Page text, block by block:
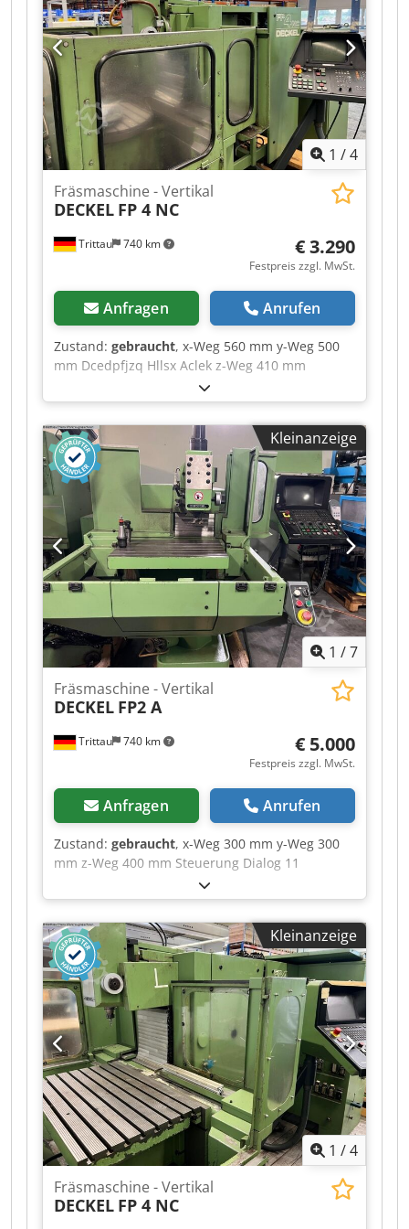
Zusatzinformationen vermerkt ist. Aenderungen
und Irrtuemer in den technischen Daten und
Angaben sowie Zwischenverkauf vorbehalten!
1 /4
Trittau 740 km
Fräsmaschine - Vertikal
DECKEL FP 4 NC
€ 3.290
Festpreis zzgl. MwSt.
Anfragen Anrufen
Zustand: gebraucht, x-Weg 560 mm y-Weg 500
mm Dcedpfjzq Hllsx Aclek z-Weg 410 mm
Steuerung Heidenhain TNC 355 Die Maschine
befindet sich unserer Einschätzung nach in
einem guten gebrauchten Zustand und kann
nach Terminvereinbarung unter Strom
besichtigt werden. Zubehör, abgebildete
Werkzeuge und Spannmittel gehören nur zum
Lieferumfang wenn dies in den
Zusatzinformationen vermerkt ist. Aenderungen
und Irrtuemer in den technischen Daten und
Angaben sowie Zwischenverkauf vorbehalten!
Kleinanzeige
1 /7
Trittau 740 km
Fräsmaschine - Vertikal
DECKEL FP2 A
€ 5.000
Festpreis zzgl. MwSt.
Anfragen Anrufen
Zustand: gebraucht, x-Weg 300 mm y-Weg 300
mm z-Weg 400 mm Steuerung Dialog 11
Drehzahlbereich - Hauptspindel 40 - 4000 min/-1
Dedozq Hlfepfx Aclock Werkzeugaufnahme SK 40
schwenkbar +/- 90 ° Pinolenhub 80 mm Die
Maschine befindet sich unserer Einschätzung
nach in einem sehr guten gebrauchten Zustand
und kann nach Terminvereinbarung unter Strom
besichtigt werden. Zubehör: - Kabine Zubehör,
abgebildete Werkzeuge und Spannmittel
gehören nur zum Lieferumfang wenn dies in
den Zusatzinformationen vermerkt ist.
Aenderungen und Irrtuemer in den technischen
Daten und Angaben sowie Zwischenverkauf
vorbehalten!
Kleinanzeige
1 /4
Fräsmaschine - Vertikal
DECKEL FP 4 NC